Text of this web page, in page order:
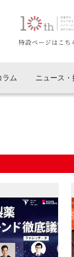
ラム ニュース・
ー紹介